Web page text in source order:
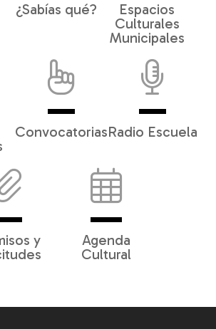
¿Sabías qué?
Espacios
Culturales
Municipales
ConvocatoriasRadio Escuela
y
Agenda
Cultural